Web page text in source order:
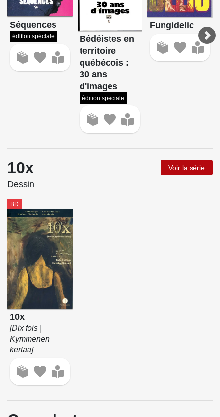
Séquences
édition spéciale
Bédéistes en
territoire
québécois :
30 ans
d'images
édition spéciale
Fungidelic
10x Voir la série
Dessin
BD
10x
[Dix fois |
Kymmenen
kertaa]